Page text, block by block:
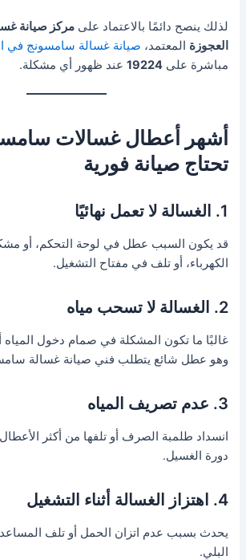
لذلك ينصح دائمًا بالاعتماد علىمركز صيانة
العجوزة المعتمد، صيانة غسالة سامسونج في
مباشرة على19224 عند ظهور أي مشكلة.
أشهر أعطال غسالات
تحتاج صيانة فورية
1. الغسالة لا تعمل نهائيًا
قد يكون السبب عطل في لوحة التحكم، أو
الكهرباء، أو تلف في مفتاح التشغيل.
2. الغسالة لا تسحب مياه
غالبًا ما تكون المشكلة في صمام دخول المياه
وهو عطل شائع يتطلب فني صيانة غسالة
3. عدم تصريف المياه
انسداد طلمبة الصرف أو تلفها من أكثر
دورة الغسيل.
4. اهتزاز الغسالة أثناء التشغيل
يحدث بسبب عدم اتزان الحمل أو تلف
البلي.